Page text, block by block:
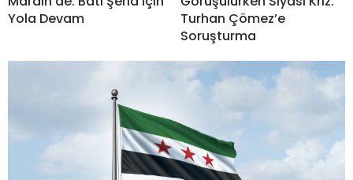
Yola Devam
Turhan Çömez’e
Soruşturma